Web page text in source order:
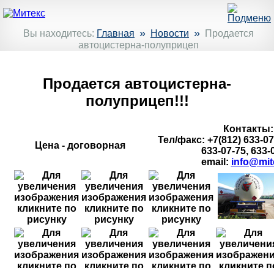
Вы находитесь: Главная » Новости »
Продается
автоцистерна-полуприцеп
Продается автоцистерна-
полуприцеп!!!
Цена - договорная
Контакты:
Тел/факс: +7(812) 633-
633-07-75, 633-
email: